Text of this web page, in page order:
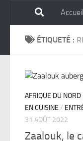
Skip to contentAccueil
ÉTIQUETÉ :
AFRIQUE DU NORD
EN CUISINE /
31 AOÛT 2022
Zaalouk, le